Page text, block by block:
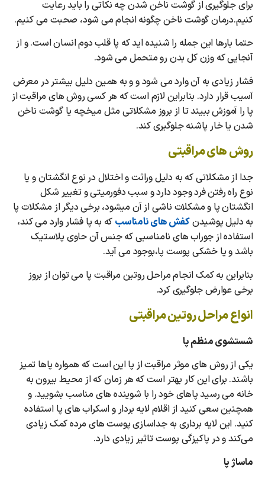
برای جلوگیری از گوشت ناخن شدن چه نکاتی را باید رعایت
کنیم.درمان گوشت ناخن چگونه انجام می شود، صحبت می کنیم.
حتما بارها این جمله را شنیده اید که پا قلب دوم انسان است. و از
آنجایی که وزن کل بدن رو متحمل می شود.
فشار زیادی به آن وارد می شود و و به همین دلیل بیشتر در معرض
آسیب قرار دارد. بنابراین لازم است که هر کسی روش های مراقبت از
پا را آموزش ببیند تا از بروز مشکلاتی مثل میخچه یا گوشت ناخن
شدن یا خار پاشنه جلوگیری کند.
روش های مراقبتی
جدا از مشکلاتی که به دلیل وراثت و اختلال در نوع انگشتان و یا
نوع راه رفتن فرد وجود دارد و سبب دفورمیتی و تغییر شکل
انگشتان پا و مشکلات ناشی از آن میشود، برخی دیگر از مشکلات پا
به دلیل پوشیدنکفش های نامناسب که به پا فشار وارد می کند،
استفاده از جوراب های نامناسبی که جنس آن حاوی پلاستیک
باشد و یا خشکی پوست پا،بوجود می آید.
بنابراین به کمک انجام مراحل روتین مراقبت پا می توان از بروز
برخی عوارض جلوگیری کرد.
انواع مراحل روتین مراقبتی
شستشوی منظم پا
یکی از روش های موثر مراقبت از پا این است که همواره پاها تمیز
باشند. برای این کار بهتر است که هر زمان که از محیط بیرون به
خانه می رسید پاهای خود را با شوینده های مناسب بشویید. و
همچنین سعی کنید از اقلام لایه بردار و اسکراب های پا استفاده
کنید. این لایه‌ برداری به جداسازی پوست های مرده کمک زیادی
می‌کند و در پاکیزگی پوست تاثیر زیادی دارد.
ماساژ پا